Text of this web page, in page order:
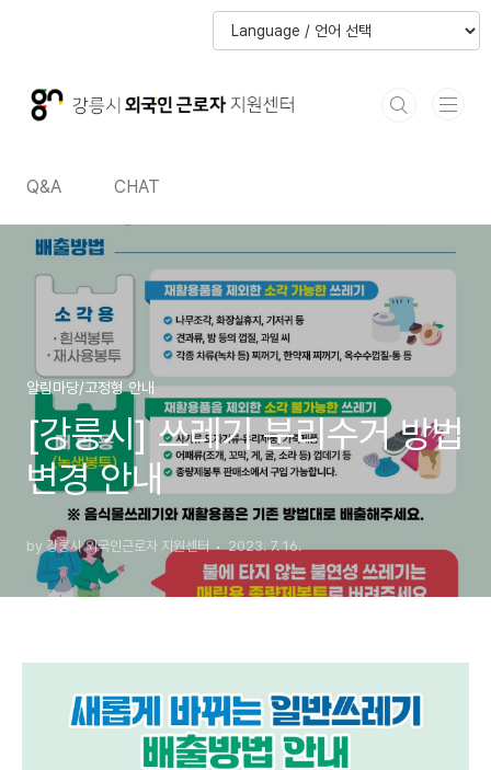
Q&A CHAT
알림마당/고정형 안내
[강릉시] 쓰레기 분리수거 방법
변경 안내
by 강릉시 외국인근로자 지원센터 2023. 7. 16.